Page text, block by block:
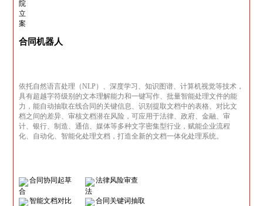
合同机器人
依托自然语言处理（NLP）、深度学习、知识图谱、计算机视觉等技术，
具有超越字符级别的文本理解能力和一键写作、批量智能处理文件的能
力，能自动抽取在线合同的关键信息、识别提取文档中的表格、对比文
档之间的差异、审核文档潜在风险，可应用于法律、政府、金融、审
计、银行、制造、通信、媒体等多种文字密集型行业，赋能企业流程
化、自动化、智能化处理文档，打造全新的文档一体化处理系统。
合同协同起草 法律风险审查
智能文档对比 合同关键词抽取